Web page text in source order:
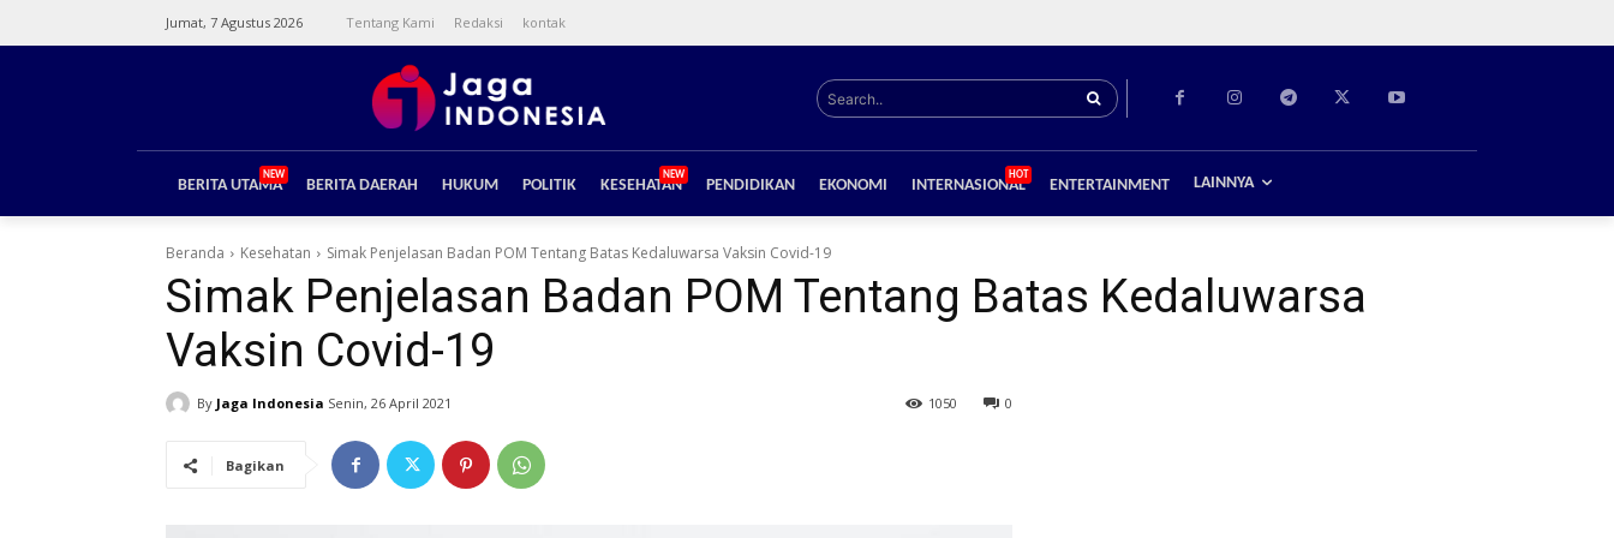
Jumat, 7 Agustus 2026 Tentang Kami Redaksi kontak
Search..
BERITA UTAMA
NEW
BERITA DAERAH HUKUM POLITIK KESEHATAN
NEW
PENDIDIKAN EKONOMI INTERNASIONAL
HOT
ENTERTAINMENT LAINNYA
Beranda Kesehatan Simak Penjelasan Badan POM Tentang Batas Kedaluwarsa Vaksin Covid-19
Simak Penjelasan Badan POM Tentang Batas Kedaluwarsa
Vaksin Covid-19
By Jaga Indonesia Senin, 26 April 2021 0
1050
Bagikan